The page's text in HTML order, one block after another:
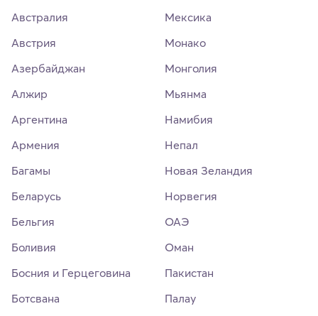
Австралия
Австрия
Азербайджан
Алжир
Аргентина
Армения
Багамы
Беларусь
Бельгия
Боливия
Босния и Герцеговина
Ботсвана
Мексика
Монако
Монголия
Мьянма
Намибия
Непал
Новая Зеландия
Норвегия
ОАЭ
Оман
Пакистан
Палау